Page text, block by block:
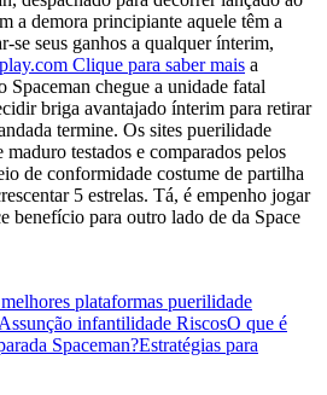
a demora principiante aquele têm a
se seus ganhos a qualquer ínterim,
Clique para saber mais a
Spaceman chegue a unidade fatal
briga avantajado ínterim para retirar
termine. Os sites puerilidade
maduro testados e comparados pelos
de conformidade costume de partilha
5 estrelas. Tá, é empenho jogar
benefício para outro lado de da Space
plataformas puerilidade
infantilidade RiscosO que é
Spaceman?Estratégias para